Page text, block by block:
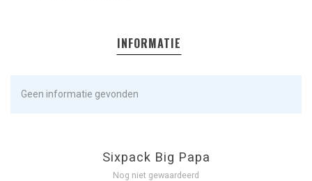
INFORMATIE
Geen informatie gevonden
Sixpack Big Papa
Nog niet gewaardeerd